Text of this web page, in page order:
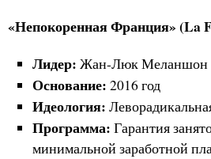
«Непокоренная Франция» (La
Лидер: Жан-Люк Меланшон
Основание: 2016 год
Идеология:
Программа: Гарантия
минимальной заработной